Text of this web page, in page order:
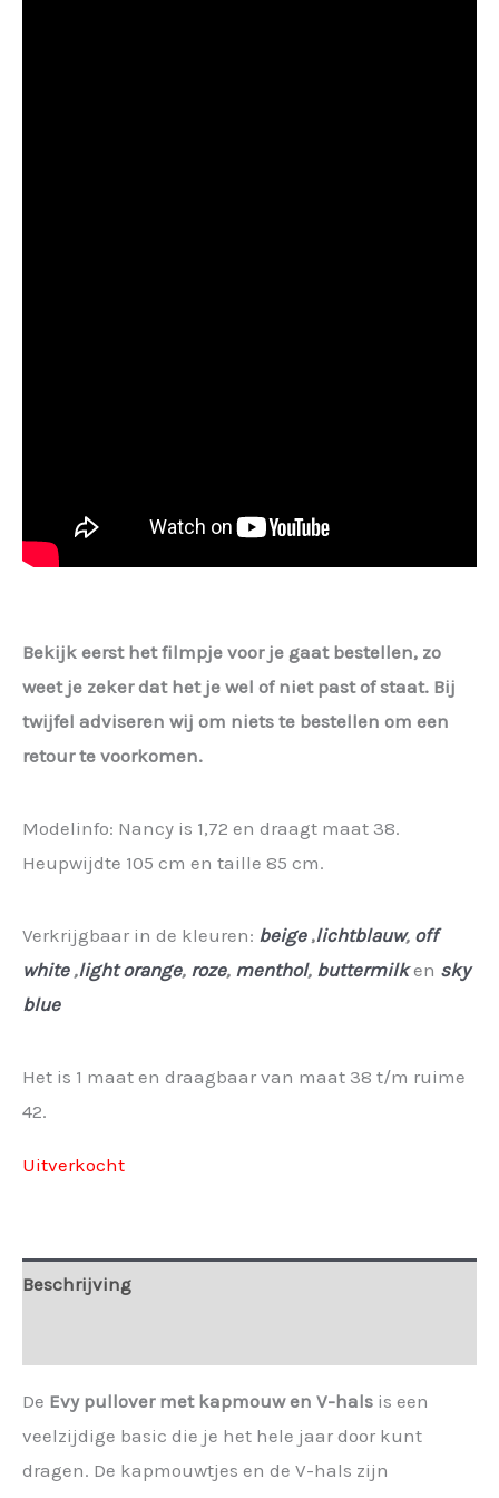
Bekijk eerst het filmpje voor je gaat bestellen, zo
weet je zeker dat het je wel of niet past of staat. Bij
twijfel adviseren wij om niets te bestellen om een
retour te voorkomen.
Modelinfo: Nancy is 1,72 en draagt maat 38.
Heupwijdte 105 cm en taille 85 cm.
Verkrijgbaar in de kleuren: beige,lichtblauw, off
white ,light orange, roze, menthol, buttermilken sky
blue
Het is 1 maat en draagbaar van maat 38 t/m ruime
42.
Uitverkocht
Beschrijving
De Evy pullover met kapmouw en V-hals is een
veelzijdige basic die je het hele jaar door kunt
dragen. De kapmouwtjes en de V-hals zijn